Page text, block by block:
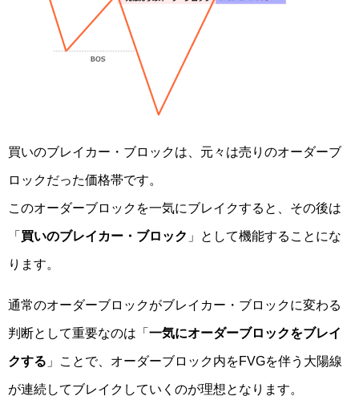
買いのブレイカー・ブロックは、元々は売りのオーダーブ
ロックだった価格帯です。
このオーダーブロックを一気にブレイクすると、その後は
「 買いのブレイカー・ブロック 」として機能することにな
ります。
通常のオーダーブロックがブレイカー・ブロックに変わる
判断として重要なのは「 一気にオーダーブロックをブレイ
クする 」ことで、オーダーブロック内をFVGを伴う大陽線
が連続してブレイクしていくのが理想となります。